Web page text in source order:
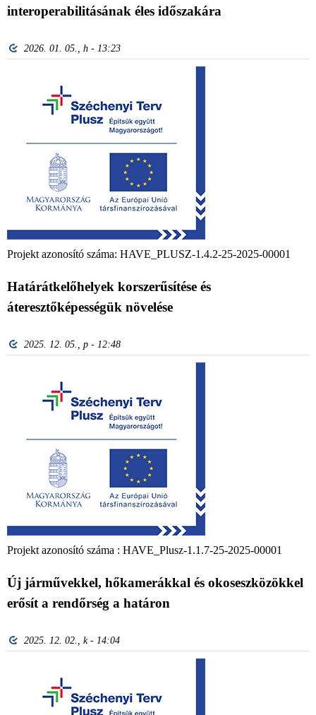
interoperabilitásának éles időszakára
2026. 01. 05., h - 13:23
Projekt azonosító száma: HAVE_PLUSZ-1.4.2-25-2025-00001
Határátkelőhelyek korszerűsítése és
áteresztőképességük növelése
2025. 12. 05., p - 12:48
Projekt azonosító száma : HAVE_Plusz-1.1.7-25-2025-00001
Új járművekkel, hőkamerákkal és okoseszközökkel
erősít a rendőrség a határon
2025. 12. 02., k - 14:04